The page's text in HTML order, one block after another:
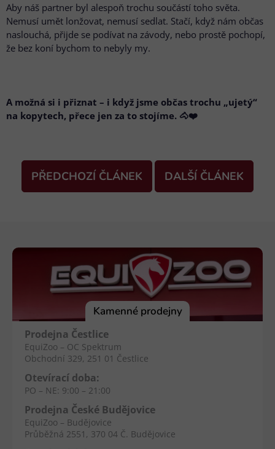
Aby náš partner byl alespoň trochu součástí toho světa.
Nemusí umět lonžovat, nemusí sedlat. Stačí, když nám občas
naslouchá, přijde se podívat na závody, nebo prostě pochopí,
že bez koní bychom to nebyly my.
A možná si i přiznat – i když jsme občas trochu „ujetý“
na kopytech, přece jen za to stojíme. 🐴❤️
PŘEDCHOZÍ ČLÁNEK DALŠÍ ČLÁNEK
Kamenné prodejny
Prodejna Čestlice
EquiZoo – OC Spektrum
Obchodní 329, 251 01 Čestlice
Otevírací doba:
PO – NE: 9:00 – 21:00
Prodejna České Budějovice
EquiZoo – Budějovice
Průběžná 2551, 370 04 Č. Budějovice